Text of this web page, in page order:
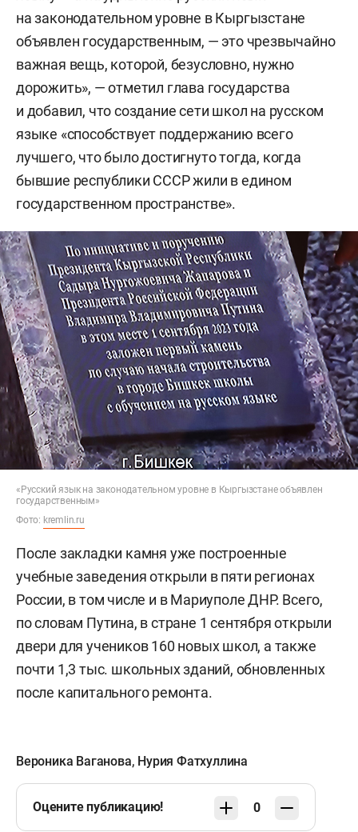
на законодательном уровне в Кыргызстане
объявлен государственным, — это чрезвычайно
важная вещь, которой, безусловно, нужно
дорожить», — отметил глава государства
и добавил, что создание сети школ на русском
языке «способствует поддержанию всего
лучшего, что было достигнуто тогда, когда
бывшие республики СССР жили в едином
государственном пространстве».
«Русский язык на законодательном уровне в Кыргызстане объявлен
государственным»
Фото: kremlin.ru
После закладки камня уже построенные
учебные заведения открыли в пяти регионах
России, в том числе и в Мариуполе ДНР. Всего,
по словам Путина, в стране 1 сентября открыли
двери для учеников 160 новых школ, а также
почти 1,3 тыс. школьных зданий, обновленных
после капитального ремонта.
Вероника Ваганова, Нурия Фатхуллина
Оцените публикацию! 0